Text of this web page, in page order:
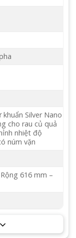
khuẩn Silver Nano
cho rau củ quả
nhiệt độ
núm vặn
616 mm –